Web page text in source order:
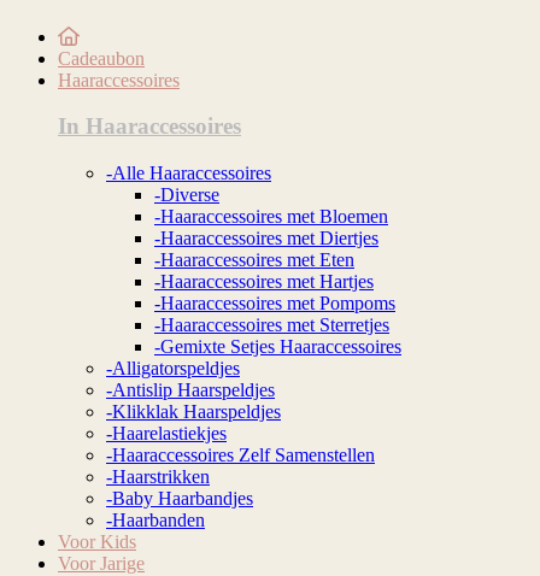
Cadeaubon
Haaraccessoires
In Haaraccessoires
-Alle Haaraccessoires
-Diverse
-Haaraccessoires met Bloemen
-Haaraccessoires met Diertjes
-Haaraccessoires met Eten
-Haaraccessoires met Hartjes
-Haaraccessoires met Pompoms
-Haaraccessoires met Sterretjes
-Gemixte Setjes Haaraccessoires
-Alligatorspeldjes
-Antislip Haarspeldjes
-Klikklak Haarspeldjes
-Haarelastiekjes
-Haaraccessoires Zelf Samenstellen
-Haarstrikken
-Baby Haarbandjes
-Haarbanden
Voor Kids
Voor Jarige